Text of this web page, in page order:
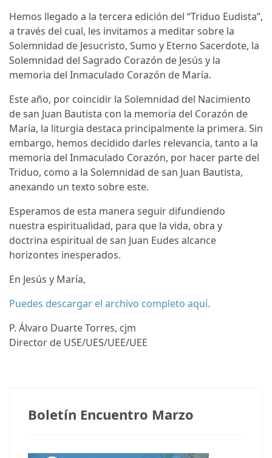
Hemos llegado a la tercera edición del “Triduo Eudista”,
a través del cual, les invitamos a meditar sobre la
Solemnidad de Jesucristo, Sumo y Eterno Sacerdote, la
Solemnidad del Sagrado Corazón de Jesús y la
memoria del Inmaculado Corazón de María.
Este año, por coincidir la Solemnidad del Nacimiento
de san Juan Bautista con la memoria del Corazón de
María, la liturgia destaca principalmente la primera. Sin
embargo, hemos decidido darles relevancia, tanto a la
memoria del Inmaculado Corazón, por hacer parte del
Triduo, como a la Solemnidad de san Juan Bautista,
anexando un texto sobre este.
Esperamos de esta manera seguir difundiendo
nuestra espiritualidad, para que la vida, obra y
doctrina espiritual de san Juan Eudes alcance
horizontes inesperados.
En Jesús y María,
Puedes descargar el archivo completo aquí.
P. Álvaro Duarte Torres, cjm
Director de USE/UES/UEE/UEE
Boletín Encuentro Marzo